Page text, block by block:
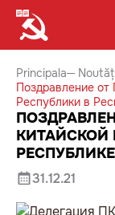
Principala
Поздравление от
Республики в
КИТАЙСКОЙ
31.12.21